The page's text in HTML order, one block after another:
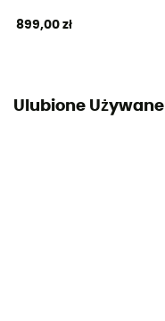
899,00 zł
Ulubione Używane